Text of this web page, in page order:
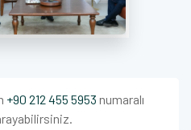
+90 212 455 5953 numaralı